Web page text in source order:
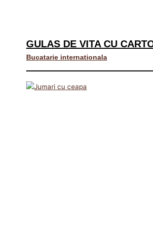
GULAS DE VITA CU
Bucatarie internationala